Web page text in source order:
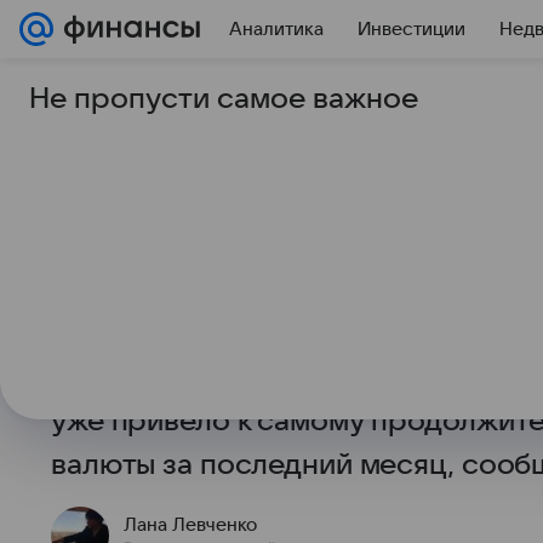
Аналитика Инвестиции
7 июля 2026 Финансы Mail
Мировые трейдеры
Мировые трейдеры не были так
Оптимизм подогревают
система США сохранит высокие
уже привело к самому
валюты за последний месяц,
Лана Левченко
Не пропусти самое важное